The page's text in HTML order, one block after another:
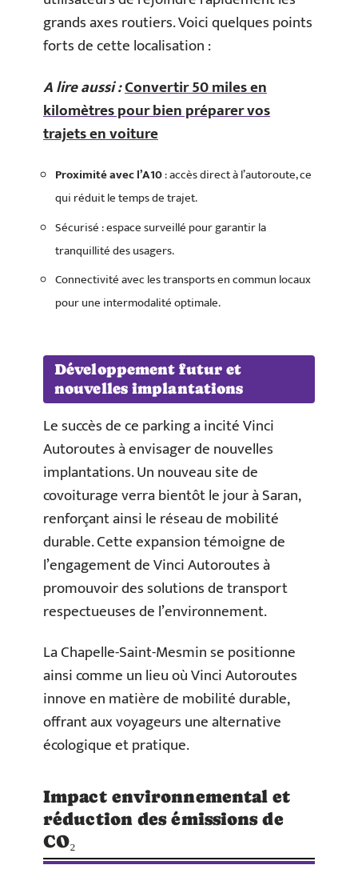
grands axes routiers. Voici quelques points
forts de cette localisation :
A lire aussi :Convertir 50 miles en
kilomètres pour bien préparer vos
trajets en voiture
Proximité avec l’A10: accès direct à l’autoroute, ce
qui réduit le temps de trajet.
Sécurisé : espace surveillé pour garantir la
tranquillité des usagers.
Connectivité avec les transports en commun locaux
pour une intermodalité optimale.
Développement futur et
nouvelles implantations
Le succès de ce parking a incité Vinci
Autoroutes à envisager de nouvelles
implantations. Un nouveau site de
covoiturage verra bientôt le jour à Saran,
renforçant ainsi le réseau de mobilité
durable. Cette expansion témoigne de
l’engagement de Vinci Autoroutes à
promouvoir des solutions de transport
respectueuses de l’environnement.
La Chapelle-Saint-Mesmin se positionne
ainsi comme un lieu où Vinci Autoroutes
innove en matière de mobilité durable,
offrant aux voyageurs une alternative
écologique et pratique.
Impact environnemental et
réduction des émissions de
CO₂